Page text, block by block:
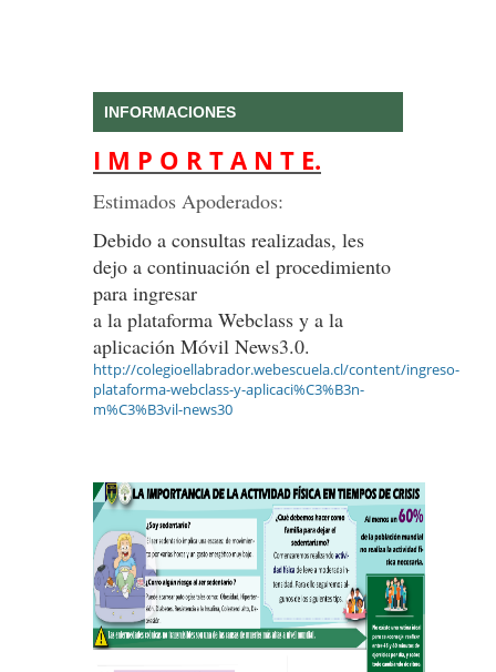
INFORMACIONES
I M P O R T A N T E.
Estimados Apoderados:
Debido a consultas realizadas, les
dejo a continuación el procedimiento
para ingresar
a la plataforma Webclass y a la
aplicación Móvil News3.0.
http://colegioellabrador.webescuela.cl/content/ingreso-
plataforma-webclass-y-aplicaci%C3%B3n-
m%C3%B3vil-news30